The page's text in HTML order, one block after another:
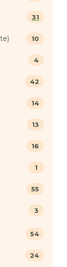
31
10
4
42
14
13
16
1
55
3
54
24